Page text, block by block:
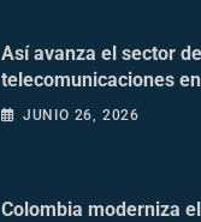
Así avanza el sector
telecomunicaciones
JUNIO 26, 2026
Colombia moderniza